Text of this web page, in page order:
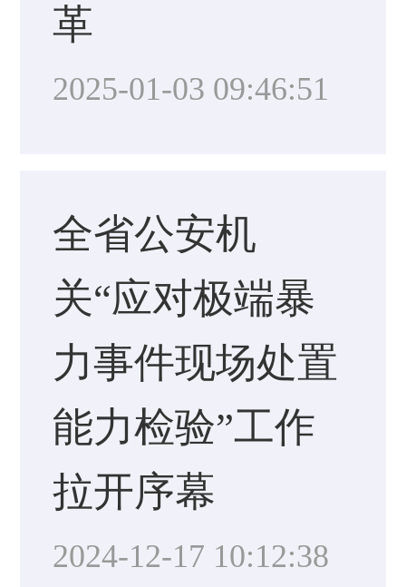
革
2025-01-03 09:46:51
全省公安机
关“应对极端暴
力事件现场处置
能力检验”工作
拉开序幕
2024-12-17 10:12:38